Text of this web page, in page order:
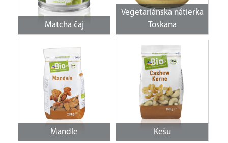
Matcha čaj
Vegetariánska nátierka
Toskana
Mandle Kešu